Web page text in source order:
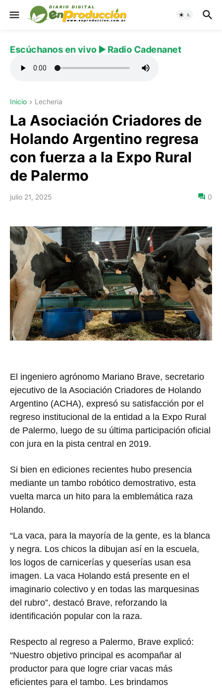
Escúchanos en vivo ▶️ Radio Cadenanet
Inicio Lecheria
La Asociación Criadores de
Holando Argentino regresa
con fuerza a la Expo Rural
de Palermo
julio 21, 2025 0
El ingeniero agrónomo Mariano Brave, secretario
ejecutivo de la Asociación Criadores de Holando
Argentino (ACHA), expresó su satisfacción por el
regreso institucional de la entidad a la Expo Rural
de Palermo, luego de su última participación oficial
con jura en la pista central en 2019.
Si bien en ediciones recientes hubo presencia
mediante un tambo robótico demostrativo, esta
vuelta marca un hito para la emblemática raza
Holando.
“La vaca, para la mayoría de la gente, es la blanca
y negra. Los chicos la dibujan así en la escuela,
los logos de carnicerías y queserías usan esa
imagen. La vaca Holando está presente en el
imaginario colectivo y en todas las marquesinas
del rubro”, destacó Brave, reforzando la
identificación popular con la raza.
Respecto al regreso a Palermo, Brave explicó:
“Nuestro objetivo principal es acompañar al
productor para que logre criar vacas más
eficientes para el tambo. Les brindamos